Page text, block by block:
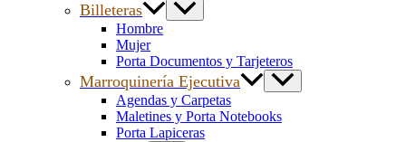
Billeteras
Hombre
Mujer
Porta Documentos y Tarjeteros
Marroquinería Ejecutiva
Agendas y Carpetas
Maletines y Porta Notebooks
Porta Lapiceras